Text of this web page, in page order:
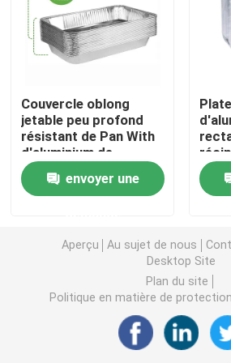
Bande de papier d'aluminium
S'accrochent le film
film d'enveloppe de bout droit
petit pain de papier d'aluminium
Conteneurs de nourriture de
Papier d'emballage de bande
Couvercle oblong
jetable peu profond
résistant de Pan With
d'aluminium de
conteneurs de
nourriture de papier
d'aluminium
envoyer une
Aperçu Au sujet de nous
Desktop Site
Plan du site
Politique en matière de